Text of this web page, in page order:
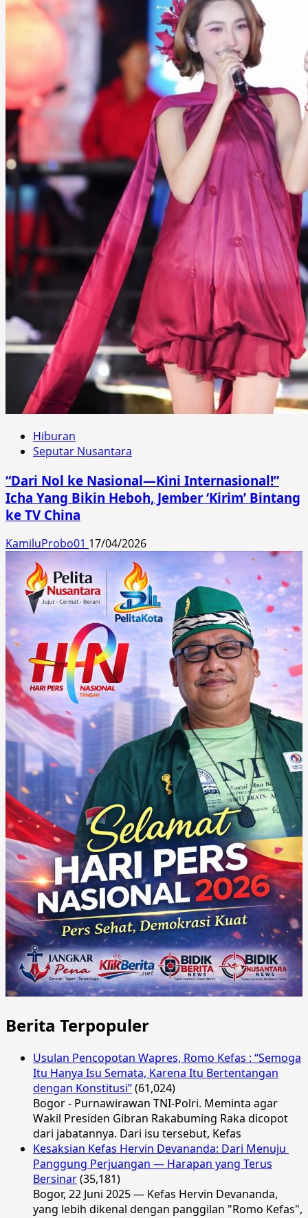
Hiburan
Seputar Nusantara
“Dari Nol ke Nasional—Kini Internasional!”
Icha Yang Bikin Heboh, Jember ‘Kirim’ Bintang
ke TV China
KamiluProbo01 17/04/2026
Berita Terpopuler
Usulan Pencopotan Wapres, Romo Kefas : “Semoga
Itu Hanya Isu Semata, Karena Itu Bertentangan
dengan Konstitusi”(61,024)
Bogor - Purnawirawan TNI-Polri. Meminta agar
Wakil Presiden Gibran Rakabuming Raka dicopot
dari jabatannya. Dari isu tersebut, Kefas
Kesaksian Kefas Hervin Devananda: Dari Menuju
Panggung Perjuangan — Harapan yang Terus
Bersinar(35,181)
Bogor, 22 Juni 2025 — Kefas Hervin Devananda,
yang lebih dikenal dengan panggilan "Romo Kefas",